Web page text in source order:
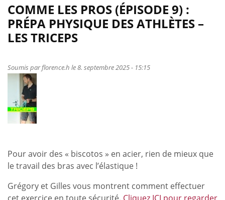
COMME LES PROS (ÉPISODE 9) :
PRÉPA PHYSIQUE DES ATHLÈTES –
LES TRICEPS
Soumis parflorence.h le 8. septembre 2025 - 15:15
Pour avoir des « biscotos » en acier, rien de mieux que
le travail des bras avec l’élastique !
Grégory et Gilles vous montrent comment effectuer